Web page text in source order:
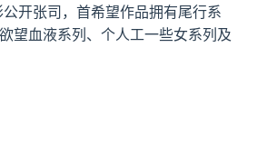
开张司，首希望作品拥有尾行系
望血液系列、个人工一些女系列及